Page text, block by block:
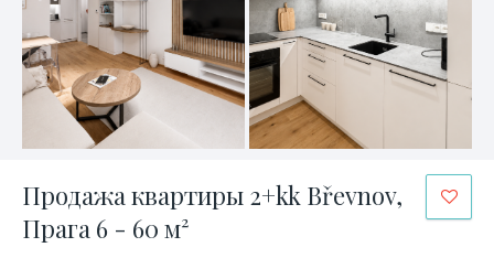
Продажа квартиры 2+kk Břevnov,
Прага 6 - 60 м²